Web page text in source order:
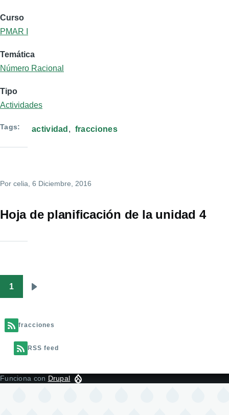
Curso
PMAR I
Temática
Número Racional
Tipo
Actividades
Tags actividad fracciones
Por celia, 6 Diciembre, 2016
Hoja de planificación de la unidad 4
Paginación
1
fracciones
RSS feed
Funciona con Drupal